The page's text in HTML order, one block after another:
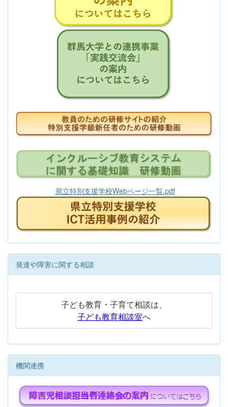
県立特別支援学校Webページ一覧.pdf
発達や障害に関する相談
子ども教育・子育て相談は、
子ども教育相談室へ
機関連携